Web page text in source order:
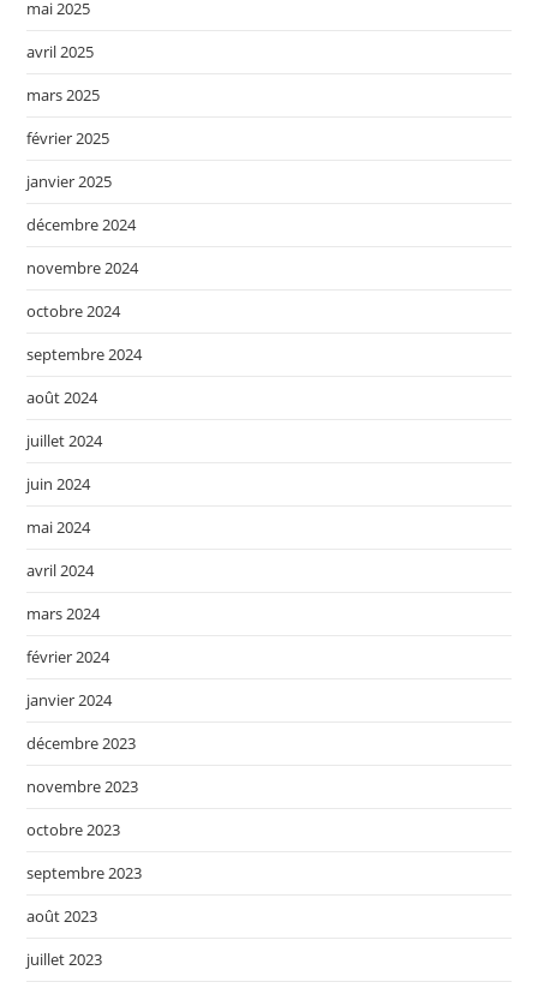
mai 2025
avril 2025
mars 2025
février 2025
janvier 2025
décembre 2024
novembre 2024
octobre 2024
septembre 2024
août 2024
juillet 2024
juin 2024
mai 2024
avril 2024
mars 2024
février 2024
janvier 2024
décembre 2023
novembre 2023
octobre 2023
septembre 2023
août 2023
juillet 2023